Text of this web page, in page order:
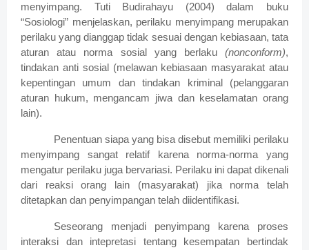
menyimpang. Tuti Budirahayu (2004) dalam buku
“Sosiologi” menjelaskan, perilaku menyimpang merupakan
perilaku yang dianggap tidak sesuai dengan kebiasaan, tata
aturan atau norma sosial yang berlaku (nonconform),
tindakan anti sosial (melawan kebiasaan masyarakat atau
kepentingan umum dan tindakan kriminal (pelanggaran
aturan hukum, mengancam jiwa dan keselamatan orang
lain).
Penentuan siapa yang bisa disebut memiliki perilaku
menyimpang sangat relatif karena norma-norma yang
mengatur perilaku juga bervariasi. Perilaku ini dapat dikenali
dari reaksi orang lain (masyarakat) jika norma telah
ditetapkan dan penyimpangan telah diidentifikasi.
Seseorang menjadi penyimpang karena proses
interaksi dan intepretasi tentang kesempatan bertindak